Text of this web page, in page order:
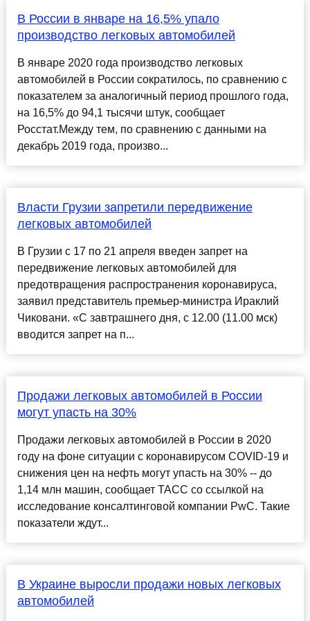
В России в январе на 16,5% упало
производство легковых автомобилей
В январе 2020 года производство легковых
автомобилей в России сократилось, по сравнению с
показателем за аналогичный период прошлого года,
на 16,5% до 94,1 тысячи штук, сообщает
Росстат.Между тем, по сравнению с данными на
декабрь 2019 года, произво...
Власти Грузии запретили передвижение
легковых автомобилей
В Грузии с 17 по 21 апреля введен запрет на
передвижение легковых автомобилей для
предотвращения распространения коронавируса,
заявил представитель премьер-министра Ираклий
Чиковани. «С завтрашнего дня, с 12.00 (11.00 мск)
вводится запрет на п...
Продажи легковых автомобилей в России
могут упасть на 30%
Продажи легковых автомобилей в России в 2020
году на фоне ситуации с коронавирусом COVID-19 и
снижения цен на нефть могут упасть на 30% -- до
1,14 млн машин, сообщает ТАСС со ссылкой на
исследование консалтинговой компании PwC. Такие
показатели ждут...
В Украине выросли продажи новых легковых
автомобилей